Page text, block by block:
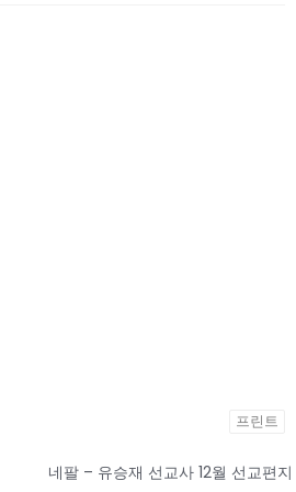
프린트
네팔 – 유승재 선교사 12월 선교편지